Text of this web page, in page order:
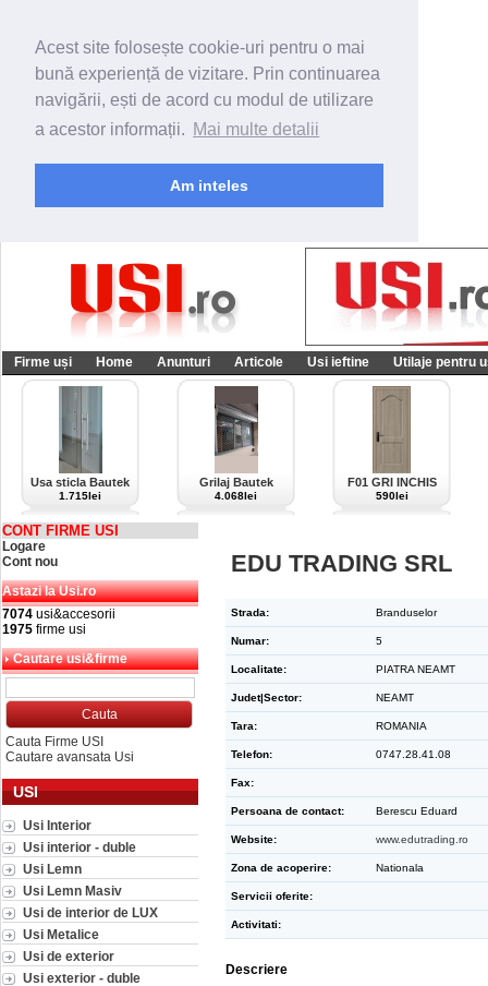
Acest site folosește cookie-uri pentru o mai
bună experiență de vizitare. Prin continuarea
navigării, ești de acord cu modul de utilizare
a acestor informații. Mai multe detalii
Am inteles
Firme uși Home Anunturi Articole Usi ieftine Utilaje pentru
Usa sticla Bautek
1.715lei
Grilaj Bautek
4.068lei
F01 GRI INCHIS
590lei
CONT FIRME USI
Logare
Cont nou
Astazi la Usi.ro
7074 usi&accesorii
1975 firme usi
Cautare usi&firme
Cauta Firme USI
Cautare avansata Usi
USI
Usi Interior
Usi interior - duble
Usi Lemn
Usi Lemn Masiv
Usi de interior de LUX
Usi Metalice
Usi de exterior
Usi exterior - duble
EDU TRADING SRL
Strada: Branduselor
Numar: 5
Localitate: PIATRA NEAMT
Judet|Sector: NEAMT
Tara: ROMANIA
Telefon: 0747.28.41.08
Fax:
Persoana de contact: Berescu Eduard
Website: www.edutrading.ro
Zona de acoperire: Nationala
Servicii oferite:
Activitati:
Descriere